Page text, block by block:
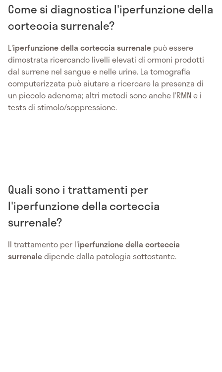
Come si diagnostica l'iperfunzione della
corteccia surrenale?
L'iperfunzione della corteccia surrenale può essere
dimostrata ricercando livelli elevati di ormoni prodotti
dal surrene nel sangue e nelle urine. La tomografia
computerizzata può aiutare a ricercare la presenza di
un piccolo adenoma; altri metodi sono anche l'RMN e i
tests di stimolo/soppressione.
Quali sono i trattamenti per
l'iperfunzione della corteccia
surrenale?
Il trattamento per l'iperfunzione della corteccia
surrenaledipende dalla patologia sottostante.